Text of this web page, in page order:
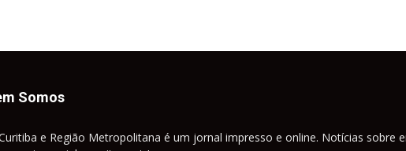
Somos
e Região Metropolitana é um jornal impresso e online. Notícias